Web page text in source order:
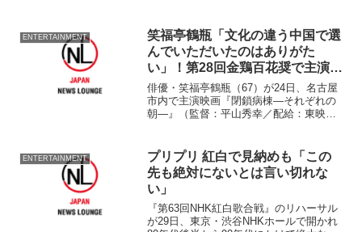
を踏み入れる、スリリングな予告が解禁
された。
ENTERTAINMENT
笑福亭鶴瓶「文化の違う中国で選
んでいただいたのはありがた
い」！第28回金鶏百花奨で主演作
「閉鎖病棟」最優秀男優＆最優秀
作品賞W受賞
俳優・笑福亭鶴瓶（67）が24日、名古屋
市内で主演映画『閉鎖病棟―それぞれの
朝―』（監督：平山秀幸／配給：東映）
ドラマの
ENTERTAINMENT
プリプリ 紅白で見納めも「この
先も絶対にないとは言い切れな
い」
『第63回NHK紅白歌合戦』のリハーサル
が29日、東京・渋谷NHKホールで開かれ